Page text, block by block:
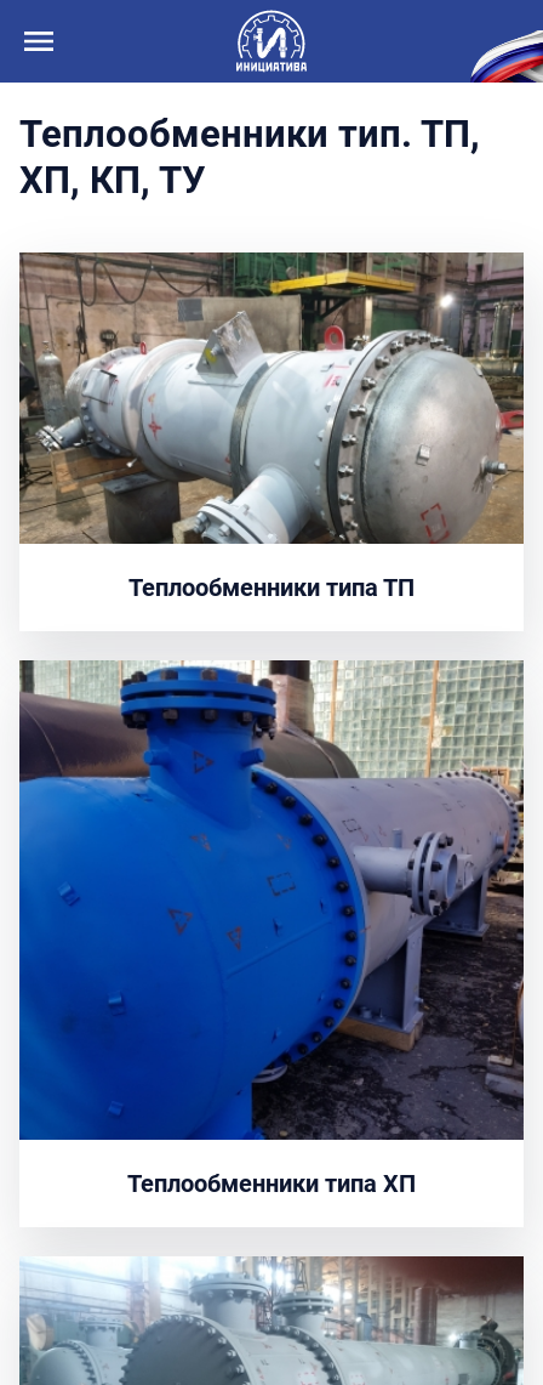
Теплообменники тип. ТП,
ХП, КП, ТУ
Теплообменники типа ТП
Теплообменники типа ХП